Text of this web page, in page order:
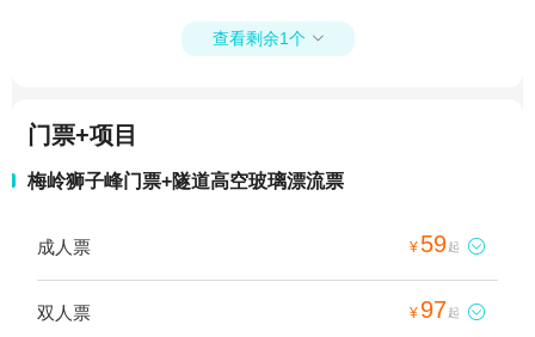
查看剩余1个 
门票+项目
梅岭狮子峰门票+隧道高空玻璃漂流票
成人票 ¥ 59起 
双人票 ¥ 97起 